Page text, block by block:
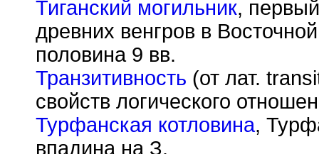
Тиганский могильник,
древних венгров в
половина 9 вв.
Транзитивность (от лат.
свойств логического
Турфанская котловина,
впадина на З.